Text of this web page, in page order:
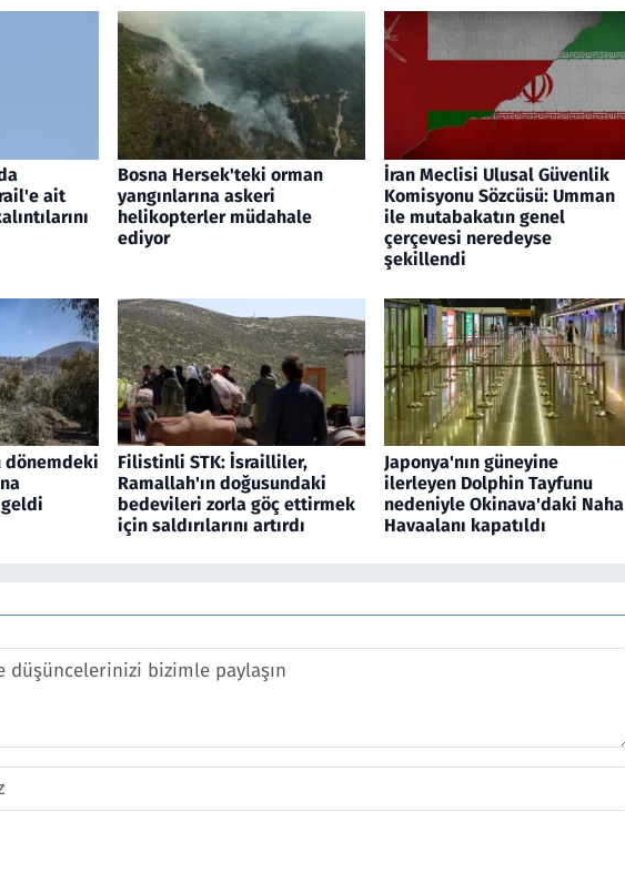
ait
Bosna Hersek'teki orman
yangınlarına askeri
helikopterler müdahale
ediyor
İran Meclisi Ulusal Güvenlik
Komisyonu Sözcüsü: Umman
ile mutabakatın genel
çerçevesi neredeyse
şekillendi
dönemdeki
Filistinli STK: İsrailliler,
Ramallah'ın doğusundaki
bedevileri zorla göç ettirmek
için saldırılarını artırdı
Japonya'nın güneyine
ilerleyen Dolphin Tayfunu
nedeniyle Okinava'daki Naha
Havaalanı kapatıldı